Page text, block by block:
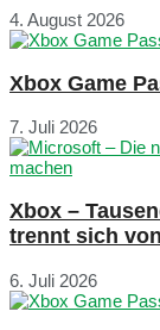
4. August 2026
Xbox Game
7. Juli 2026
Xbox –
trennt sich
6. Juli 2026